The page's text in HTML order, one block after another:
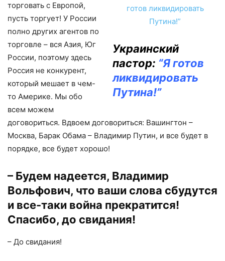
Украинский
пастор: “Я готов
ликвидировать
Путина!”
торговать с Европой,
пусть торгует! У России
полно других агентов по
торговле – вся Азия, Юг
России, поэтому здесь
Россия не конкурент,
который мешает в чем-
то Америке. Мы обо
всем можем
договориться. Вдвоем договориться: Вашингтон –
Москва, Барак Обама – Владимир Путин, и все будет в
порядке, все будет хорошо!
– Будем надеется, Владимир
Вольфович, что ваши слова сбудутся
и все-таки война прекратится!
Спасибо, до свидания!
– До свидания!